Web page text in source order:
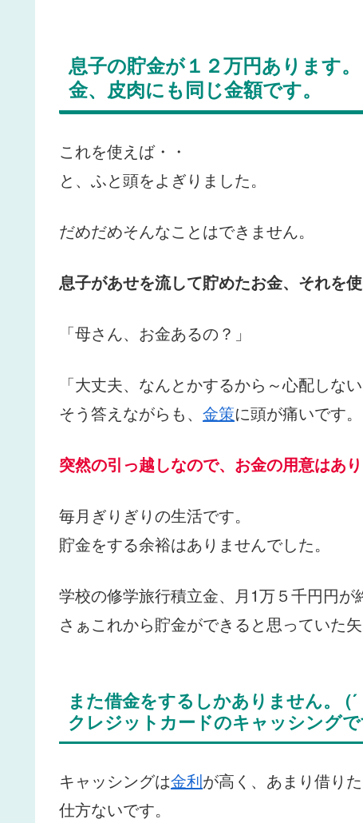
息子の貯金が１２万円あります
金、皮肉にも同じ金額です。
これを使えば・・
と、ふと頭をよぎりました。
だめだめそんなことはできません。
息子があせを流して貯めたお金、それを
「母さん、お金あるの？」
「大丈夫、なんとかするから～心配しな
そう答えながらも、 金策に頭が痛いです。
突然の引っ越しなので、お金の用意はあり
毎月ぎりぎりの生活です。
貯金をする余裕はありませんでした。
学校の修学旅行積立金、月1万５千円円が
さぁこれから貯金ができると思っていた矢
また借金をするしかありません。
クレジットカードのキャッシングで
キャッシングは金利が高く、あまり借り
仕方ないです。